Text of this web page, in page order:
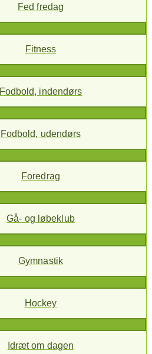
Fed fredag
Fitness
Fodbold, indendørs
Fodbold, udendørs
Foredrag
Gå- og løbeklub
Gymnastik
Hockey
Idræt om dagen